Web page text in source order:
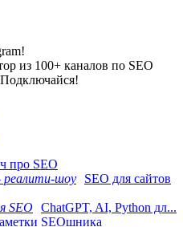
из 100+ каналов по SEO
про SEO
SEO для сайтов
ChatGPT, AI, Python дл...
SEOшника